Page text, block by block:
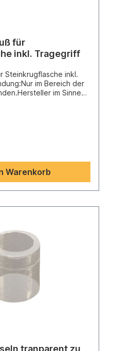
für
inkl. Tragegriff
Steinkrugflasche inkl.
im Bereich der
im Sinne
Die losen
unter hohen
unter UV-Strahlen
nach Angabe
Beständigkeitsprüfung
durchgeführt
Ratschläge um das
mit
verhindern :- Die Bügel
nie in Nähe einer
lagern, Lauge und
verzinkten Draht.
Warenkorb
tranparent zu